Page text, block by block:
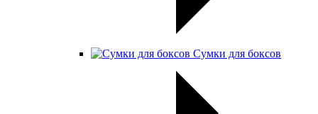
Сумки для боксов